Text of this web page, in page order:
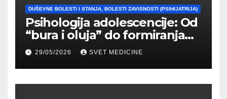
DUŠEVNE BOLESTI I STANJA, BOLESTI ZAVISNOSTI (PSIHIJATRIJA)
Psihologija adolescencije: Od
“bura i oluja” do formiranja
stabilnog identiteta
29/05/2026 SVET MEDICINE